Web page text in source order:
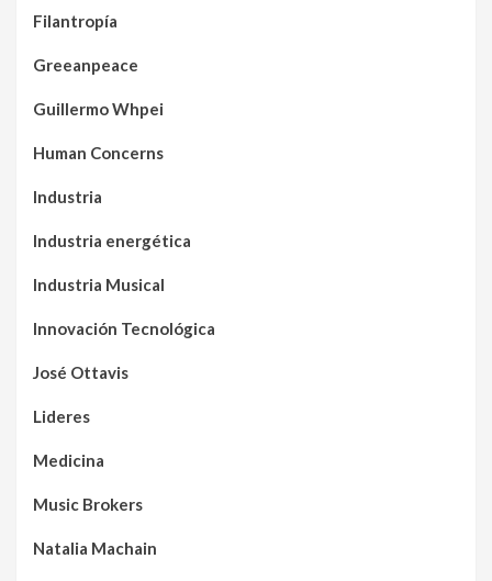
Filantropía
Greeanpeace
Guillermo Whpei
Human Concerns
Industria
Industria energética
Industria Musical
Innovación Tecnológica
José Ottavis
Lideres
Medicina
Music Brokers
Natalia Machain